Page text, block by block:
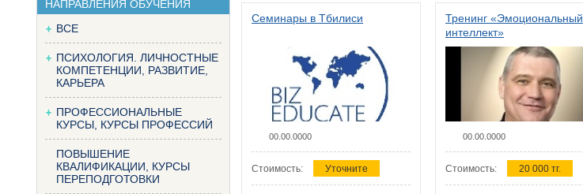
НАПРАВЛЕНИЯ ОБУЧЕНИЯ
ВСЕ
ПСИХОЛОГИЯ. ЛИЧНОСТНЫЕ
КОМПЕТЕНЦИИ, РАЗВИТИЕ,
КАРЬЕРА
ПРОФЕССИОНАЛЬНЫЕ
КУРСЫ, КУРСЫ ПРОФЕССИЙ
ПОВЫШЕНИЕ
КВАЛИФИКАЦИИ, КУРСЫ
ПЕРЕПОДГОТОВКИ
Семинары в Тбилиси
00.00.0000
Стоимость: Уточните
Тренинг «Эмоциональный
интеллект»
00.00.0000
Стоимость: 20 000 тг.